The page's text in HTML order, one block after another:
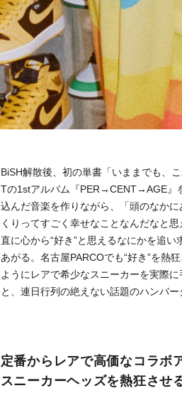
BiSH解散後、初の単書「いままでも、
Tの1stアルバム『PER→CENT→AGE』
込んだ音楽を作りながら、「頭のなか
くりってすごく幸せなことなんだなと
直に心から“好き”と思えるなにかを追
あがる。名古屋PARCOでも“好き”を熱
ようにレアで希少なスニーカーを実際
と、連日行列の絶えない話題のハンバー
定番からレアで高価なコラボ
スニーカーヘッズを熱狂させ